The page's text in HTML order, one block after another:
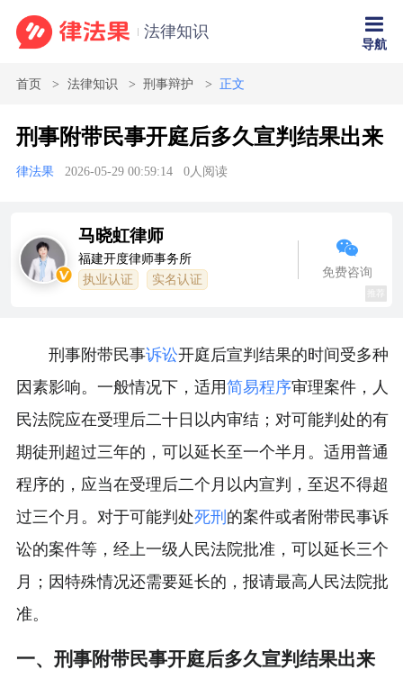
法律知识
导航
首页 法律知识 刑事辩护 正文
刑事附带民事开庭后多久宣判结果出来
律法果 2026-05-29 00:59:14 0人阅读
马晓虹律师
福建开度律师事务所
执业认证 实名认证
免费咨询
刑事附带民事诉讼开庭后宣判结果的时间受多种
因素影响。一般情况下，适用简易程序审理案件，人
民法院应在受理后二十日以内审结；对可能判处的有
期徒刑超过三年的，可以延长至一个半月。适用普通
程序的，应当在受理后二个月以内宣判，至迟不得超
过三个月。对于可能判处死刑 的案件或者附带民事诉
讼的案件等，经上一级人民法院批准，可以延长三个
月；因特殊情况还需要延长的，报请最高人民法院批
准。
一、刑事附带民事开庭后多久宣判结果出来